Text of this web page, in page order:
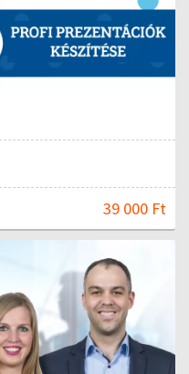
39 000 Ft